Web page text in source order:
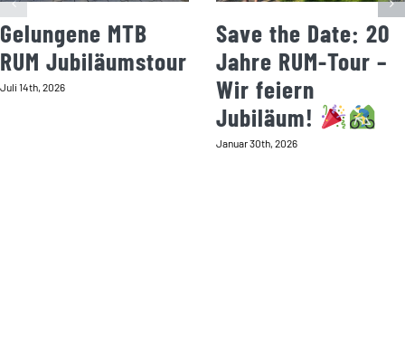
Gelungene MTB
RUM Jubiläumstour
Juli 14th, 2026
Save the Date: 20
Jahre RUM-Tour –
Wir feiern
Jubiläum!
Januar 30th, 2026